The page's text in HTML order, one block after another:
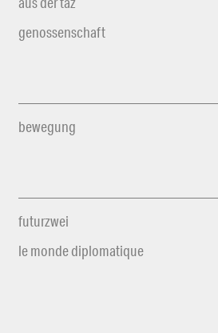
genossenschaft
bewegung
futurzwei
le monde diplomatique